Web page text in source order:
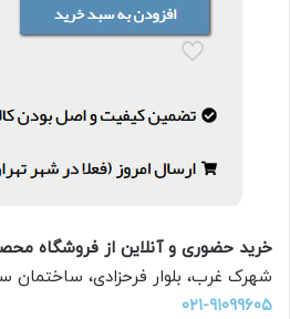
خرید حضوری و آنلاین از فروشگاه
شهرک غرب، بلوار فرحزادی، ساختمان
۰۲۱-۹۱۰۹۹۶۰۵